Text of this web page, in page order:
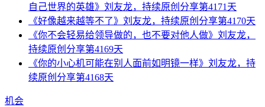
自己世界的英雄》刘友龙，持续原创分享第4171天
《好像越来越等不了》刘友龙，持续原创分享第4170天
《你不会轻易给领导做的，也不要对他人做》刘友龙，
持续原创分享第4169天
《你的小心机可能在别人面前如明镜一样》刘友龙，持
续原创分享第4168天
机会